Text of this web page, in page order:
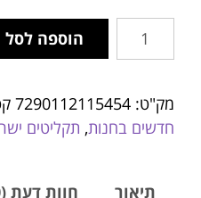
הוספה לסל
מק"ט: 7290112115454
חדשים בחנות, תקליטים
תיאור חוות דעת (0)